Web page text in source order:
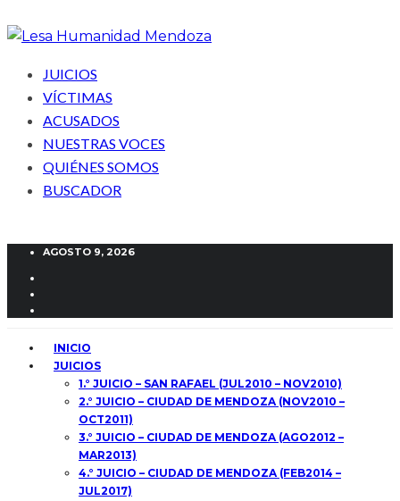
JUICIOS
VÍCTIMAS
ACUSADOS
NUESTRAS VOCES
QUIÉNES SOMOS
BUSCADOR
AGOSTO 9, 2026
INICIO
JUICIOS
1.° JUICIO – SAN RAFAEL (JUL2010 – NOV2010)
2.° JUICIO – CIUDAD DE MENDOZA (NOV2010 –
OCT2011)
3.° JUICIO – CIUDAD DE MENDOZA (AGO2012 –
MAR2013)
4.° JUICIO – CIUDAD DE MENDOZA (FEB2014 –
JUL2017)